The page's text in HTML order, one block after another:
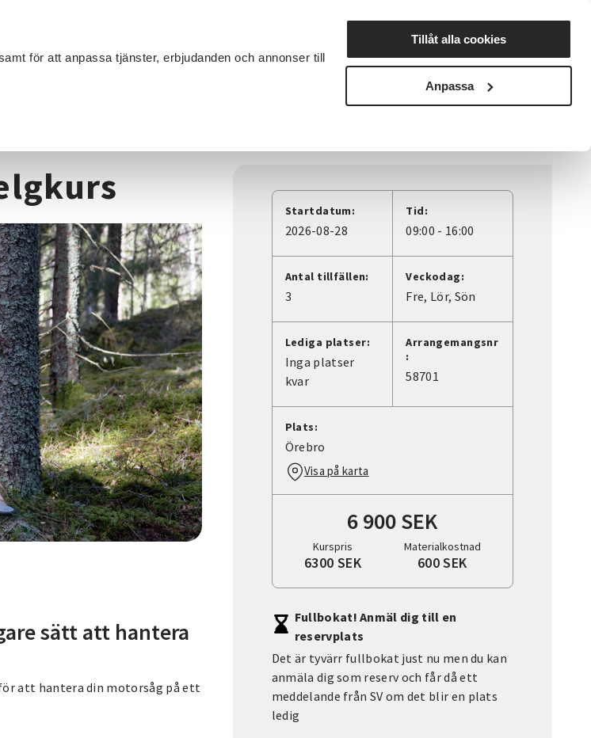
för att anpassa tjänster, erbjudanden och annonser till
Tillåt alla cookies
Anpassa
Nyheter Avdelningar
sätt att hantera
att hantera din motorsåg på ett
Startdatum:
2026-08-28
Tid:
09:00 - 16:00
Antal tillfällen:
3
Veckodag:
Fre Lör Sön
Lediga platser:
Inga platser
kvar
Arrangemangsnr
:
58701
Plats:
Örebro
Visa på karta
6 900 SEK
Kurspris
6300 SEK
Materialkostnad
600 SEK
Fullbokat! Anmäl dig till en
reservplats
Det är tyvärr fullbokat just nu men du kan
anmäla dig som reserv och får då ett
meddelande från SV om det blir en plats
ledig